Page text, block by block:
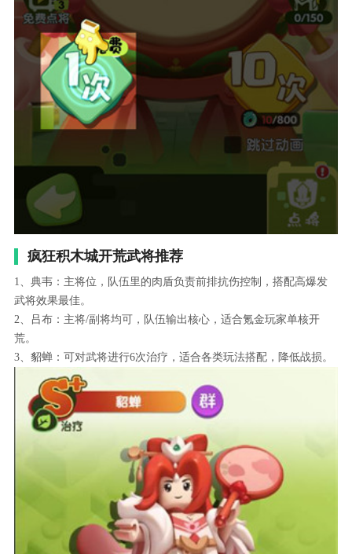
疯狂积木城开荒武将推荐
1、典韦：主将位，队伍里的肉盾负责前排抗伤控制，搭配高爆发
武将效果最佳。
2、吕布：主将/副将均可，队伍输出核心，适合氪金玩家单核开
荒。
3、貂蝉：可对武将进行6次治疗，适合各类玩法搭配，降低战损。